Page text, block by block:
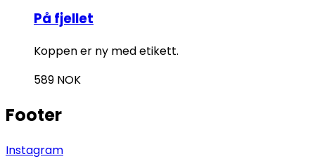
På fjellet
Koppen er ny med etikett.
589 NOK
Footer
Instagram